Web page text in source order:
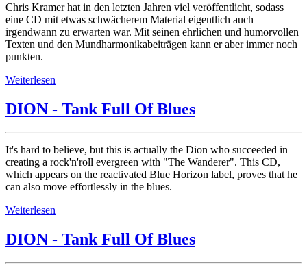
Chris Kramer hat in den letzten Jahren viel veröffentlicht, sodass
eine CD mit etwas schwächerem Material eigentlich auch
irgendwann zu erwarten war. Mit seinen ehrlichen und humorvollen
Texten und den Mundharmonikabeiträgen kann er aber immer noch
punkten.
Weiterlesen
DION - Tank Full Of Blues
It's hard to believe, but this is actually the Dion who succeeded in
creating a rock'n'roll evergreen with "The Wanderer". This CD,
which appears on the reactivated Blue Horizon label, proves that he
can also move effortlessly in the blues.
Weiterlesen
DION - Tank Full Of Blues